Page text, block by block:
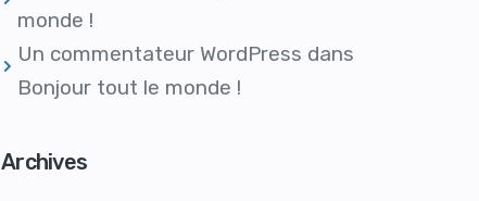
monde !
Un commentateur WordPress dans
Bonjour tout le monde !
Archives